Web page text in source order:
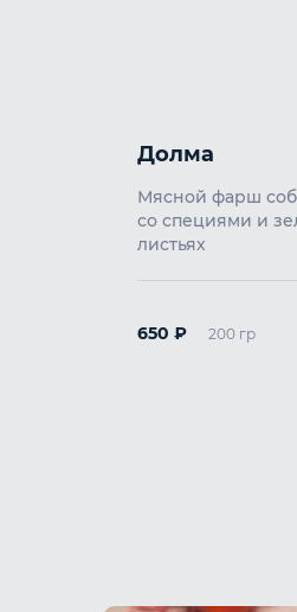
Долма
Мясной фарш
со специями и
листьях
650 ₽ 200 гр